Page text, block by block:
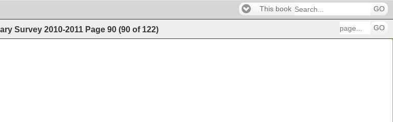
This book GO
Survey 2010-2011 Page 90 (90 of 122) GO